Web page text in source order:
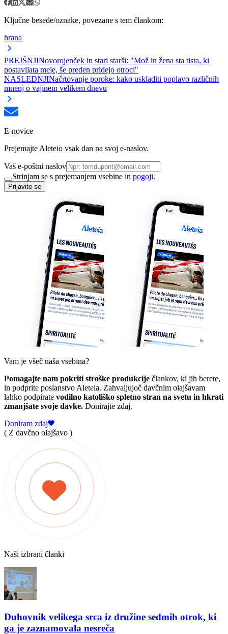
Ključne besede/oznake, povezane s tem člankom:
hrana
PREJŠNJINovorojenček in stari starši: "Mož in žena sta tista, ki
postavljata meje, še preden pridejo otroci"
NASLEDNJINačrtovanje poroke: kako uskladiti poplavo različnih
mnenj o vajinem velikem dnevu
E-novice
Prejemajte Aleteio vsak dan na svoj e-naslov.
Vaš e-poštni naslov
Strinjam se s prejemanjem vsebine in pogoji.
Prijavite se
Vam je všeč naša vsebina?
Pomagajte nam pokriti stroške produkcije člankov, ki jih berete,
in podprite poslanstvo Aleteia. Zahvaljujoč davčnim olajšavam
lahko podpirate vodilno katoliško spletno stran na svetu in hkrati
zmanjšate svoje davke. Donirajte zdaj.
Doniram zdaj
( Z davčno olajšavo )
Naši izbrani članki
Duhovnik velikega srca iz družine sedmih otrok, ki
ga je zaznamovala nesreča